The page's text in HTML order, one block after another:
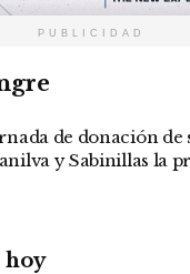
PUBLICIDAD
de donación de
y Sabinillas la
hoy